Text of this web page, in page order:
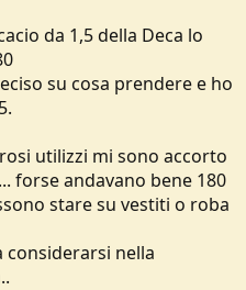
da 1,5 della Deca lo
su cosa prendere e ho
utilizzi mi sono accorto
forse andavano bene 180
stare su vestiti o roba
considerarsi nella